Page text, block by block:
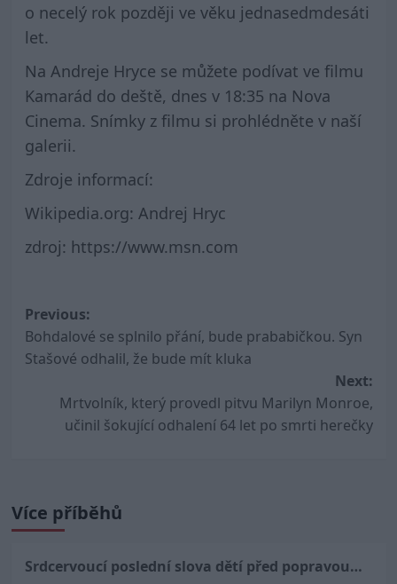
o necelý rok později ve věku jednasedmdesáti
let.
Na Andreje Hryce se můžete podívat ve filmu
Kamarád do deště, dnes v 18:35 na Nova
Cinema. Snímky z filmu si prohlédněte v naší
galerii.
Zdroje informací:
Wikipedia.org: Andrej Hryc
zdroj: https://www.msn.com
Post
navigation
Previous:
Bohdalové se splnilo přání, bude prababičkou. Syn
Stašové odhalil, že bude mít kluka
Next:
Mrtvolník, který provedl pitvu Marilyn Monroe,
učinil šokující odhalení 64 let po smrti herečky
Více příběhů
Srdcervoucí poslední slova dětí před popravou…